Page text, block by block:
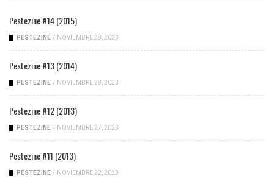
Pestezine #14 (2015)
PESTEZINE / NOVIEMBRE 28, 2023
Pestezine #13 (2014)
PESTEZINE / NOVIEMBRE 28, 2023
Pestezine #12 (2013)
PESTEZINE / NOVIEMBRE 27, 2023
Pestezine #11 (2013)
PESTEZINE / NOVIEMBRE 22, 2023